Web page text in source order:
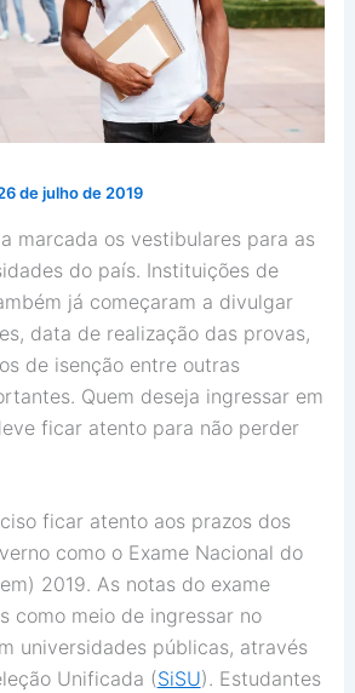
de julho de 2019
marcada os vestibulares para as
do país. Instituições de
já começaram a divulgar
data de realização das provas,
de isenção entre outras
Quem deseja ingressar em
ficar atento para não perder
ficar atento aos prazos dos
como o Exame Nacional do
2019. As notas do exame
como meio de ingressar no
universidades públicas, através
Unificada (SiSU). Estudantes